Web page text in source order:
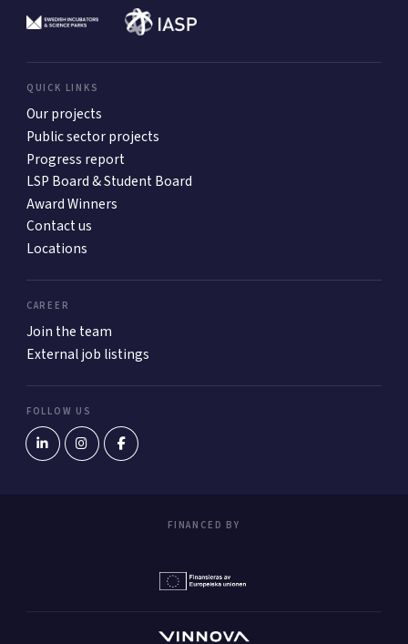
QUICK LINKS
Our projects
Public sector projects
Progress report
LSP Board & Student Board
Award Winners
Contact us
Locations
CAREER
Join the team
External job listings
FOLLOW US
FINANCED BY